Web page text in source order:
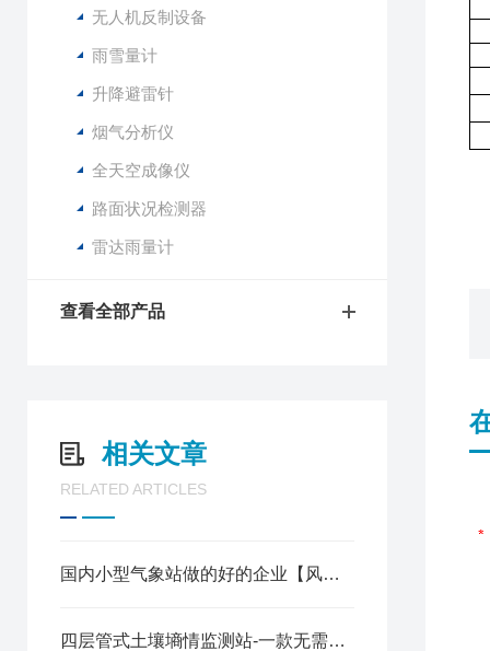
无人机反制设备
雨雪量计
升降避雷针
烟气分析仪
全天空成像仪
路面状况检测器
雷达雨量计
查看全部产品
相关文章
RELATED ARTICLES
国内小型气象站做的好的企业【风途算一个】
四层管式土壤墒情监测站-一款无需专人维护的管式自动检测仪